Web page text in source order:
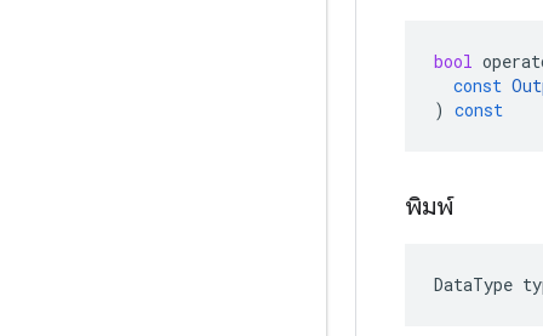
bool
const
) const
พิมพ์
DataType